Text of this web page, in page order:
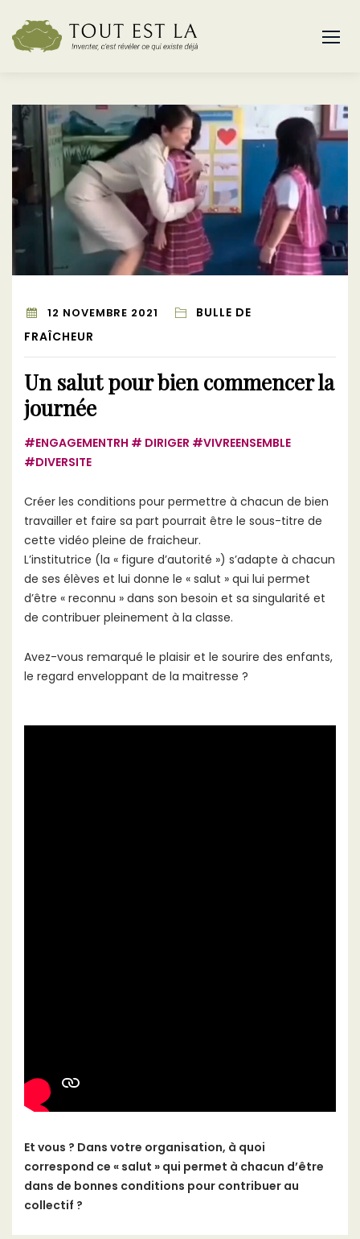
content
12 NOVEMBRE 2021
BULLE DE
FRAÎCHEUR
Un salut pour bien commencer la
journée
#ENGAGEMENTRH # DIRIGER #VIVREENSEMBLE
#DIVERSITE
Créer les conditions pour permettre à chacun de bien
travailler et faire sa part pourrait être le sous-titre de
cette vidéo pleine de fraicheur.
L’institutrice (la « figure d’autorité ») s’adapte à chacun
de ses élèves et lui donne le « salut » qui lui permet
d’être « reconnu » dans son besoin et sa singularité et
de contribuer pleinement à la classe.
Avez-vous remarqué le plaisir et le sourire des enfants,
le regard enveloppant de la maitresse ?
Et vous ? Dans votre organisation, à quoi
correspond ce « salut » qui permet à chacun d’être
dans de bonnes conditions pour contribuer au
collectif ?